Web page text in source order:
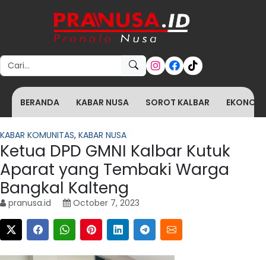
Search for:
BERANDA KABAR NUSA SOROT KALBAR
KABAR KOMUNITAS, KABAR NUSA
Ketua DPD GMNI Kalbar Kutuk
Aparat yang Tembaki Warga
Bangkal Kalteng
pranusa.id October 7, 2023